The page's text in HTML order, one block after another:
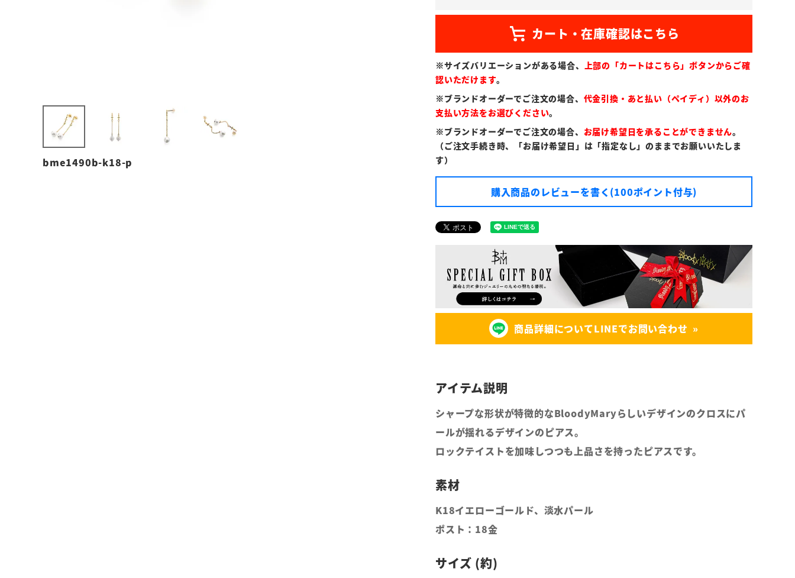
bme1490b-k18-p
※サイズバリエーションがある場合、
上部の「カートはこちら」ボタンからご確
認いただけます。
※ブランドオーダーでご注文の場合、 代金引換・あと払い（ペイディ）以外のお
支払い方法をお選びください。
※ブランドオーダーでご注文の場合、 お届け希望日を承ることができません。
（ご注文手続き時、「お届け希望日」は「指定なし」のままでお願いいたしま
す）
購入商品のレビューを書く(100ポイント付与)
商品詳細についてLINEでお問い合わせ
シャープな形状が特徴的なBloodyMaryらしいデザインのクロスにパ
ールが揺れるデザインのピアス。
ロックテイストを加味しつつも上品さを持ったピアスです。
K18イエローゴールド、淡水パール
ポスト：18金